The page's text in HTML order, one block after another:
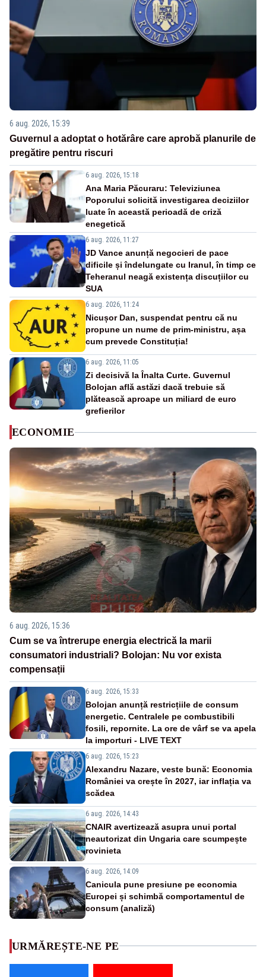
6 aug. 2026, 15:39
Guvernul a adoptat o hotărâre care aprobă planurile de
pregătire pentru riscuri
6 aug. 2026, 15:18
Ana Maria Păcuraru: Televiziunea
Poporului solicită investigarea deciziilor
luate în această perioadă de criză
enegetică
6 aug. 2026, 11:27
JD Vance anunță negocieri de pace
dificile și îndelungate cu Iranul, în timp ce
Teheranul neagă existența discuțiilor cu
SUA
6 aug. 2026, 11:24
Nicușor Dan, suspendat pentru că nu
propune un nume de prim-ministru, așa
cum prevede Constituția!
6 aug. 2026, 11:05
Zi decisivă la Înalta Curte. Guvernul
Bolojan află astăzi dacă trebuie să
plătească aproape un miliard de euro
grefierilor
ECONOMIE
6 aug. 2026, 15:36
Cum se va întrerupe energia electrică la marii
consumatori industriali? Bolojan: Nu vor exista
compensații
6 aug. 2026, 15:33
Bolojan anunță restricțiile de consum
energetic. Centralele pe combustibili
fosili, repornite. La ore de vârf se va apela
la importuri - LIVE TEXT
6 aug. 2026, 15:23
Alexandru Nazare, veste bună: Economia
României va crește în 2027, iar inflația va
scădea
6 aug. 2026, 14:43
CNAIR avertizează asupra unui portal
neautorizat din Ungaria care scumpește
rovinieta
6 aug. 2026, 14:09
Canicula pune presiune pe economia
Europei și schimbă comportamentul de
consum (analiză)
URMĂREȘTE-NE PE